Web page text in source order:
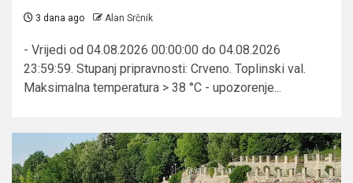
3 dana ago Alan Srčnik
- Vrijedi od 04.08.2026 00:00:00 do 04.08.2026
23:59:59. Stupanj pripravnosti: Crveno. Toplinski val.
Maksimalna temperatura > 38 °C - upozorenje...